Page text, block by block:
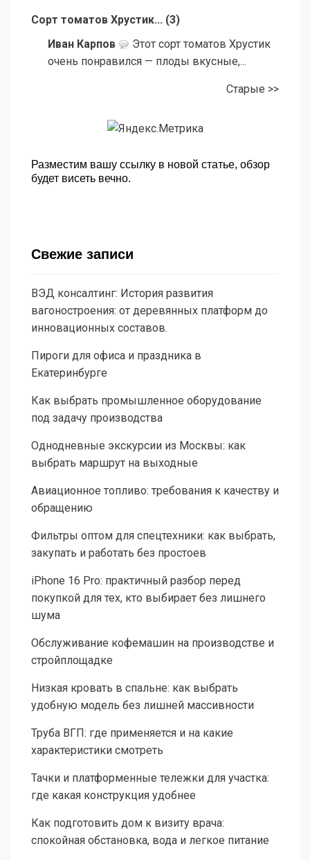
Сорт томатов Хрустик... (3)
Иван Карпов
Этот сорт томатов Хрустик
очень понравился — плоды вкусные,...
Старые >>
Разместим вашу ссылку в новой статье, обзор
будет висеть вечно.
Свежие записи
ВЭД консалтинг: История развития
вагоностроения: от деревянных платформ до
инновационных составов.
Пироги для офиса и праздника в
Екатеринбурге
Как выбрать промышленное оборудование
под задачу производства
Однодневные экскурсии из Москвы: как
выбрать маршрут на выходные
Авиационное топливо: требования к качеству и
обращению
Фильтры оптом для спецтехники: как выбрать,
закупать и работать без простоев
iPhone 16 Pro: практичный разбор перед
покупкой для тех, кто выбирает без лишнего
шума
Обслуживание кофемашин на производстве и
стройплощадке
Низкая кровать в спальне: как выбрать
удобную модель без лишней массивности
Труба ВГП: где применяется и на какие
характеристики смотреть
Тачки и платформенные тележки для участка:
где какая конструкция удобнее
Как подготовить дом к визиту врача:
спокойная обстановка, вода и легкое питание